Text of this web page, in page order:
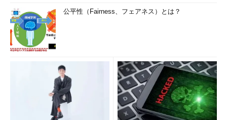
公平性（Fairness、フェアネス）とは？